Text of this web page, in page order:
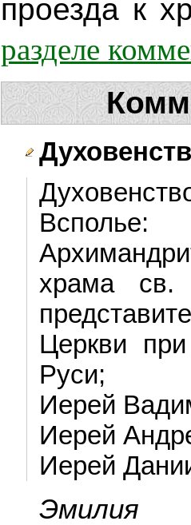
проезда к
разделе
Всполье:
храма св.
Церкви
Руси;
Иерей
Иерей
Иерей
Эмилия